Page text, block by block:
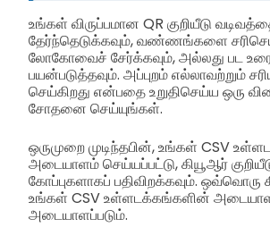
உங்கள் விருப்பமான QR குறியீடு
தேர்ந்தெடுக்கவும், வண்ணங்களை
லோகோவைச் சேர்க்கவும், அல்லது பட
பயன்படுத்தவும். அப்புறம் எல்லாவற்றும்
செய்கிறது என்பதை உறுதிசெய்ய ஒரு
சோதனை செய்யுங்கள்.
ஒருமுறை முடிந்தபின், உங்கள் CSV
அடையாளம் செய்யப்பட்டு, கியூஆர்
கோப்புகளாகப் பதிவிறக்கவும். ஒவ்வொரு
உங்கள் CSV உள்ளடக்கங்களின்
அடையாளப்படும்.